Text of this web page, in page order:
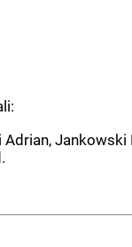
Jankowski